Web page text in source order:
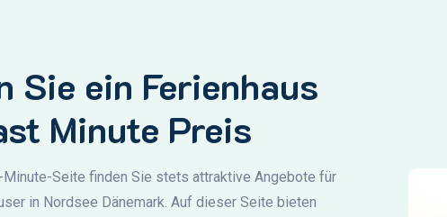
Sie ein Ferienhaus
Minute Preis
Seite finden Sie stets attraktive Angebote für
in Nordsee Dänemark. Auf dieser Seite bieten